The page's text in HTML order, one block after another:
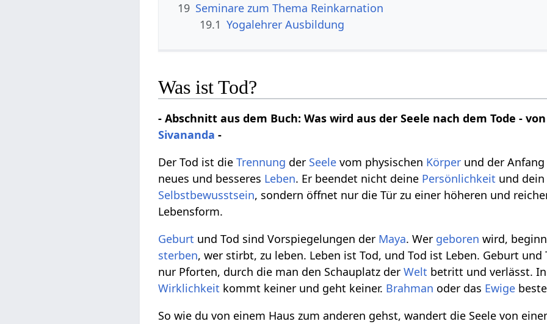
19 Seminare zum Thema Reinkarnation
19.1 Yogalehrer Ausbildung
Was ist Tod?
- Abschnitt aus dem Buch: Was wird aus der Seele nach dem Tode -
Sivananda -
Der Tod ist dieTrennung der Seele vom physischen Körper und der
neues und besseres Leben. Er beendet nicht deine Persönlichkeit und dein
Selbstbewusstsein, sondern öffnet nur die Tür zu einer höheren und
Lebensform.
Geburt und Tod sind Vorspiegelungen der Maya. Wer geboren wird,
sterben, wer stirbt, zu leben. Leben ist Tod, und Tod ist Leben. Geburt und
nur Pforten, durch die man den Schauplatz derWelt betritt und verlässt. In
Wirklichkeit kommt keiner und geht keiner. Brahman oder das Ewige
So wie du von einem Haus zum anderen gehst, wandert die Seele von